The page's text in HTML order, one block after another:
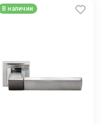
В наличии